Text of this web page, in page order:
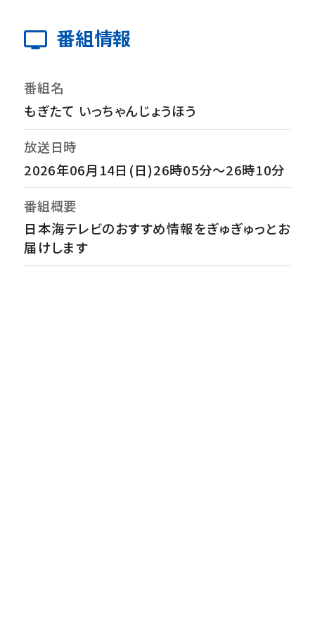
番組情報
番組名
もぎたて いっちゃんじょうほう
放送日時
2026年06月14日(日)26時05分～26時10分
番組概要
日本海テレビのおすすめ情報をぎゅぎゅっとお
届けします